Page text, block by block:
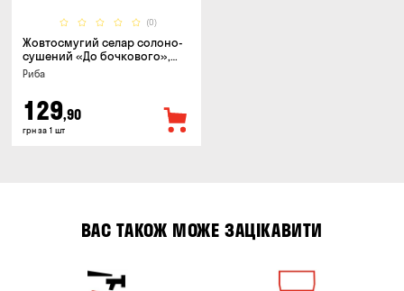
(0)
Жовтосмугий селар солоно-
сушений «До бочкового»,
100г
Риба
129,90
грн за 1 шт
ВАС ТАКОЖ МОЖЕ ЗАЦІКАВИТИ